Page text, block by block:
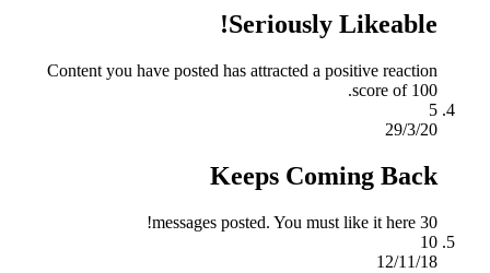
Seriously Likeable!
Content you have posted has attracted a positive reaction
score of 100.
5
29/3/20
Keeps Coming Back
30 messages posted. You must like it here!
10
12/11/18